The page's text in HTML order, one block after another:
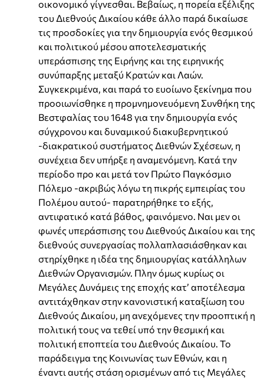
οικονομικό γίγνεσθαι. Βεβαίως, η πορεία εξέλιξης
του Διεθνούς Δικαίου κάθε άλλο παρά δικαίωσε
τις προσδοκίες για την δημιουργία ενός θεσμικού
και πολιτικού μέσου αποτελεσματικής
υπεράσπισης της Ειρήνης και της ειρηνικής
συνύπαρξης μεταξύ Κρατών και Λαών.
Συγκεκριμένα, και παρά το ευοίωνο ξεκίνημα που
προοιωνίσθηκε η προμνημονευόμενη Συνθήκη της
Βεστφαλίας του 1648 για την δημιουργία ενός
σύγχρονου και δυναμικού διακυβερνητικού
-διακρατικού συστήματος Διεθνών Σχέσεων, η
συνέχεια δεν υπήρξε η αναμενόμενη. Κατά την
περίοδο προ και μετά τον Πρώτο Παγκόσμιο
Πόλεμο -ακριβώς λόγω τη πικρής εμπειρίας του
Πολέμου αυτού- παρατηρήθηκε το εξής,
αντιφατικό κατά βάθος, φαινόμενο. Ναι μεν οι
φωνές υπεράσπισης του Διεθνούς Δικαίου και της
διεθνούς συνεργασίας πολλαπλασιάσθηκαν και
στηρίχθηκε η ιδέα της δημιουργίας κατάλληλων
Διεθνών Οργανισμών. Πλην όμως κυρίως οι
Μεγάλες Δυνάμεις της εποχής κατ’ αποτέλεσμα
αντιτάχθηκαν στην κανονιστική καταξίωση του
Διεθνούς Δικαίου, μη ανεχόμενες την προοπτική η
πολιτική τους να τεθεί υπό την θεσμική και
πολιτική εποπτεία του Διεθνούς Δικαίου. Το
παράδειγμα της Κοινωνίας των Εθνών, και η
έναντι αυτής στάση ορισμένων από τις Μεγάλες